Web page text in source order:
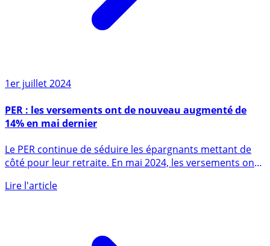
1er juillet 2024
14% en mai dernier
côté pour leur retraite. En mai 2024, les versements ont